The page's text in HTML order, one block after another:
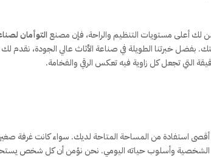
أعلى مستويات التنظيم والراحة، فإن مصنع التوأمان
خبرتنا الطويلة في صناعة الأثاث عالي الجودة، نقدم لك
التي تجعل كل زاوية فيه تعكس الرقي والفخامة.
استفادة من المساحة المتاحة لديك. سواء كانت غرفة
الشخصية وأسلوب حياته اليومي. نحن نؤمن أن كل شخص